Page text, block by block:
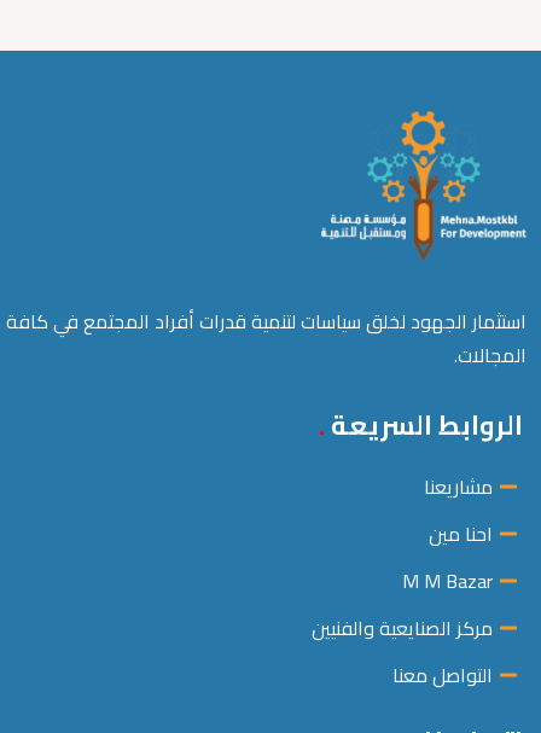
استثمار الجهود لخلق سياسات لتنمية قدرات أفراد المجتمع في كافة
المجالات.
الروابط السريعة
مشاريعنا
احنا مين
M M Bazar
مركز الصنايعية والفنيين
التواصل معنا